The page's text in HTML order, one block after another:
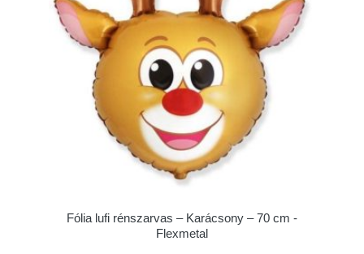
Fólia lufi rénszarvas – Karácsony – 70 cm -
Flexmetal